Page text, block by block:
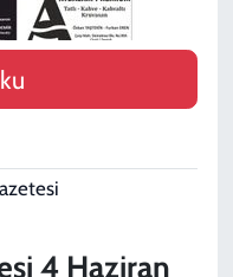
4 Haziran